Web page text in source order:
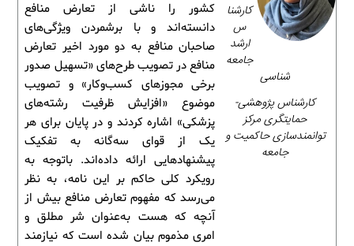
کشور را ناشی از تعارض منافع
دانسته‌اند و با برشمردن ویژگی‌های
صاحبان منافع به دو مورد اخیر تعارض
منافع در تصویب طرح‌های «تسهیل صدور
برخی مجوزهای کسب‌وکار» و تصویب
موضوع «افزایش ظرفیت رشته‌های
پزشکی» اشاره کردند و در پایان برای هر
یک از قوای سه‌گانه به تفکیک
پیشنهادهایی ارائه داده‌اند. باتوجه به
رویکرد کلی حاکم بر این نامه، به نظر
می‌رسد که مفهوم تعارض منافع بیش از
آنچه که هست به‌عنوان شر مطلق و
امری مذموم بیان شده است که نیازمند
کارشنا
س
ارشد
جامعه
شناسی
کارشناس پژوهشی-
حمایتگری مرکز
توانمندسازی حاکمیت و
جامعه